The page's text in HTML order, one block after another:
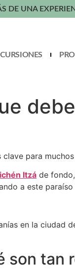
DE UNA
para
Itzá de
a este paraíso
en la ciudad
son tan